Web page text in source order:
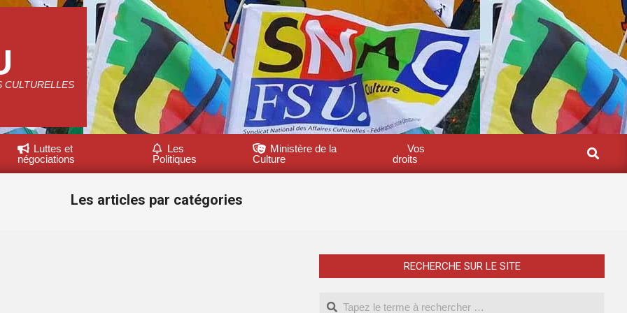
CULTURELLES
Luttes et
négociations
Les
Politiques
Ministère de la
Culture
Vos
droits
Search
Les articles par catégories
RECHERCHE SUR LE SITE
Search